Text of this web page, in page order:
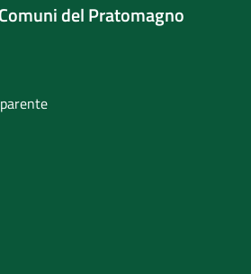
del Pratomagno